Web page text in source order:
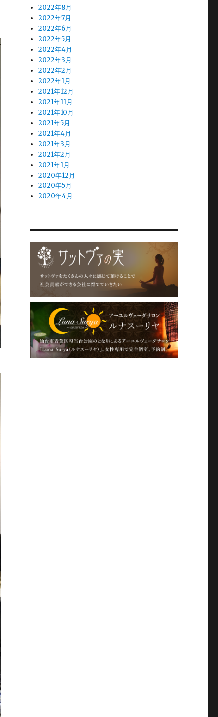
2022年8月
2022年7月
2022年6月
2022年5月
2022年4月
2022年3月
2022年2月
2022年1月
2021年12月
2021年11月
2021年10月
2021年5月
2021年4月
2021年3月
2021年2月
2021年1月
2020年12月
2020年5月
2020年4月